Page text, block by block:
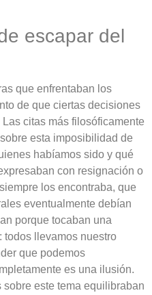
escapar del
que enfrentaban los
de que ciertas decisiones
citas más filosóficamente
esta imposibilidad de
habíamos sido y qué
con resignación o
los encontraba, que
eventualmente debían
porque tocaban una
llevamos nuestro
que podemos
es una ilusión.
este tema equilibraban